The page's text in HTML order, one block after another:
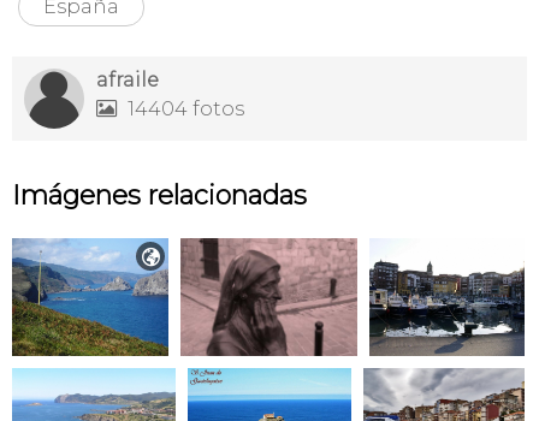
España
afraile
 14404 fotos
Imágenes relacionadas
